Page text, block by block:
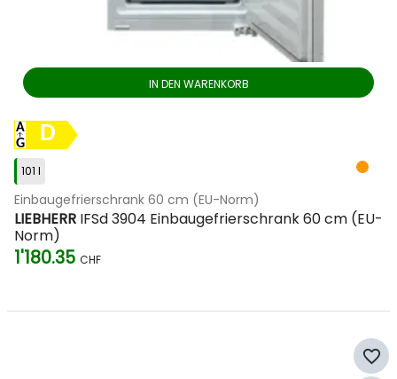
IN DEN WARENKORB
D
101 l
Einbaugefrierschrank 60 cm (EU-Norm)
LIEBHERR IFSd 3904 Einbaugefrierschrank 60 cm (EU-
Norm)
1'180.35 CHF
favorite_border